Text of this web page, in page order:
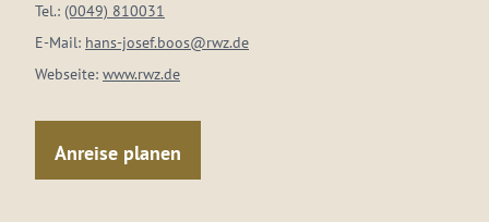
Tel.: (0049) 810031
E-Mail: hans-josef.boos@rwz.de
Webseite: www.rwz.de
Anreise planen